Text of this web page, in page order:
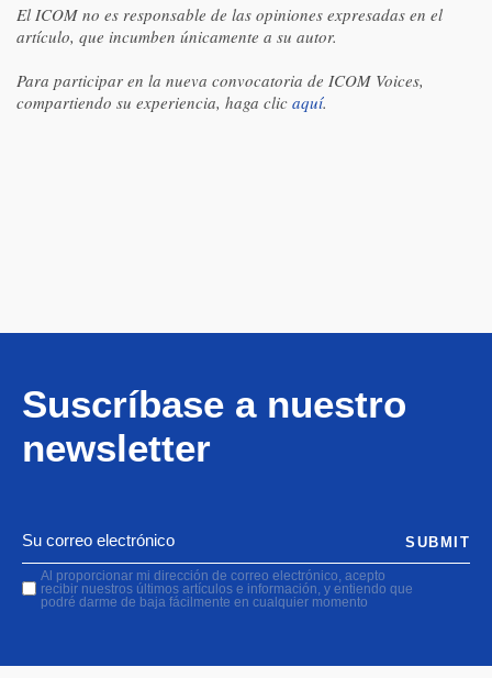
El ICOM no es responsable de las opiniones expresadas en el
artículo, que incumben únicamente a su autor.
Para participar en la nueva convocatoria de ICOM Voices,
compartiendo su experiencia, haga clic aquí.
Suscríbase a nuestro
newsletter
Al proporcionar mi dirección de correo electrónico, acepto
recibir nuestros últimos artículos e información, y entiendo que
podré darme de baja fácilmente en cualquier momento
SUBMIT